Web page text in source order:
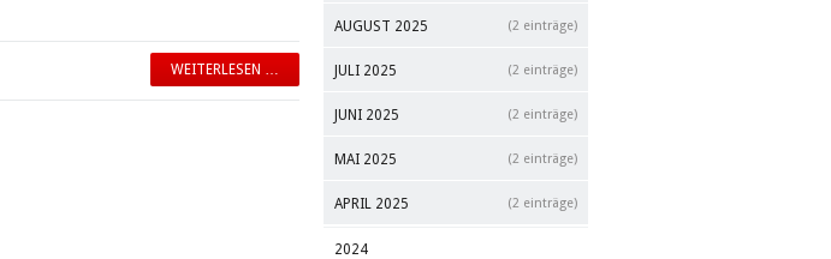
WEITERLESEN …
AUGUST 2025 (2 einträge)
JULI 2025 (2 einträge)
JUNI 2025 (2 einträge)
MAI 2025 (2 einträge)
APRIL 2025 (2 einträge)
2024